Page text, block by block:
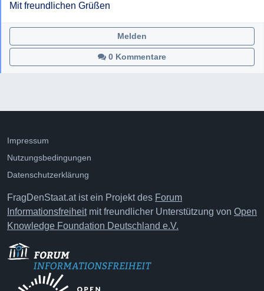
Mit freundlichen Grüßen
0 Kommentare
Melden
Impressum
Nutzungsbedingungen
Datenschutzerklärung
FragDenStaat.at ist ein Projekt des Forum
Informationsfreiheitmit freundlicher Unterstützung von Open
Knowledge Foundation Deutschland e.V.